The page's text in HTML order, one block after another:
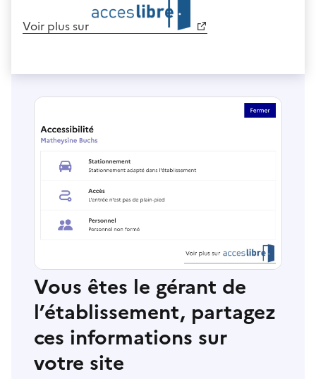
Voir plus sur
Vous êtes le gérant de
l’établissement, partagez
ces informations sur
votre site